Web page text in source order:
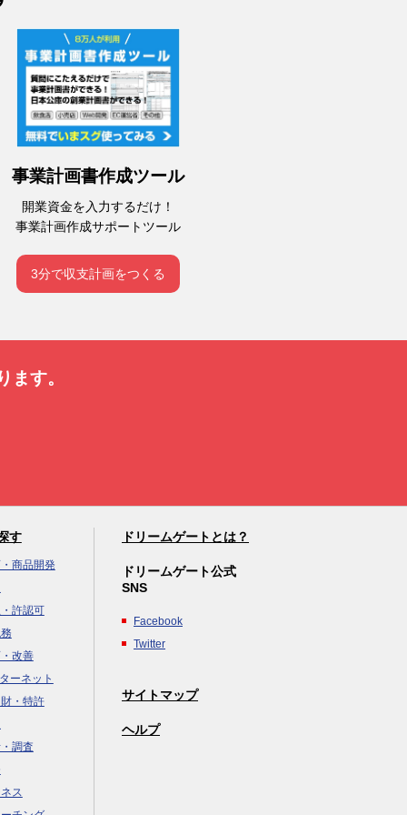
事業計画書作成ツール
開業資金を入力するだけ！
事業計画作成サポートツール
3分で収支計画をつくる
ます。
す
商品開発
許認可
改善
ーネット
・特許
調査
ス
ドリームゲートとは？
ドリームゲート公式
SNS
Facebook
Twitter
サイトマップ
ヘルプ